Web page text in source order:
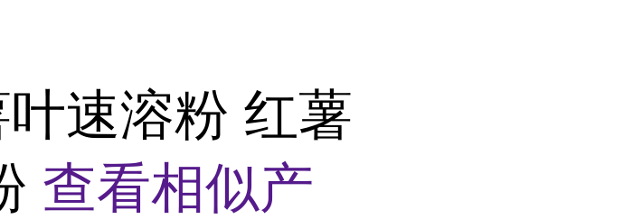
速溶粉 红薯
查看相似产